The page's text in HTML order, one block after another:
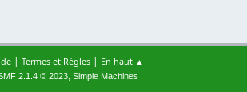
| Termes et Règles| En haut ▲
2.1.4 © 2023, Simple Machines